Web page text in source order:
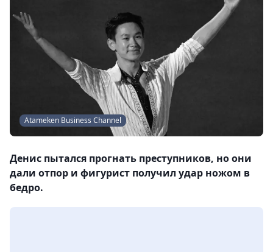
Atameken Business Channel
Денис пытался прогнать преступников, но они
дали отпор и фигурист получил удар ножом в
бедро.